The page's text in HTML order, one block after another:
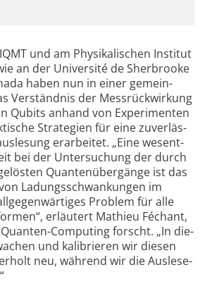
und am Physika­lischen Institut
an der Univer­sité de Sher­brooke
haben nun in einer gemein­
Ver­ständnis der Mess­rück­wirkung
Qubits anhand von Expe­ri­men­ten
Stra­te­gien für eine zuver­läs­
erar­bei­tet. „Eine wesent­
bei der Unter­su­chung der durch
Quan­ten­über­gänge ist das
Lad­ungs­schwan­kungen im
Prob­lem für alle
erläu­tert Mathieu Fé­chant,
Compu­ting forscht. „In die­
und kali­brie­ren wir die­sen
neu, wäh­rend wir die Aus­lese­